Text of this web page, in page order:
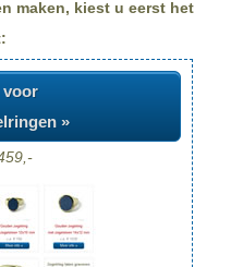
maken, kiest u eerst het
voor
»